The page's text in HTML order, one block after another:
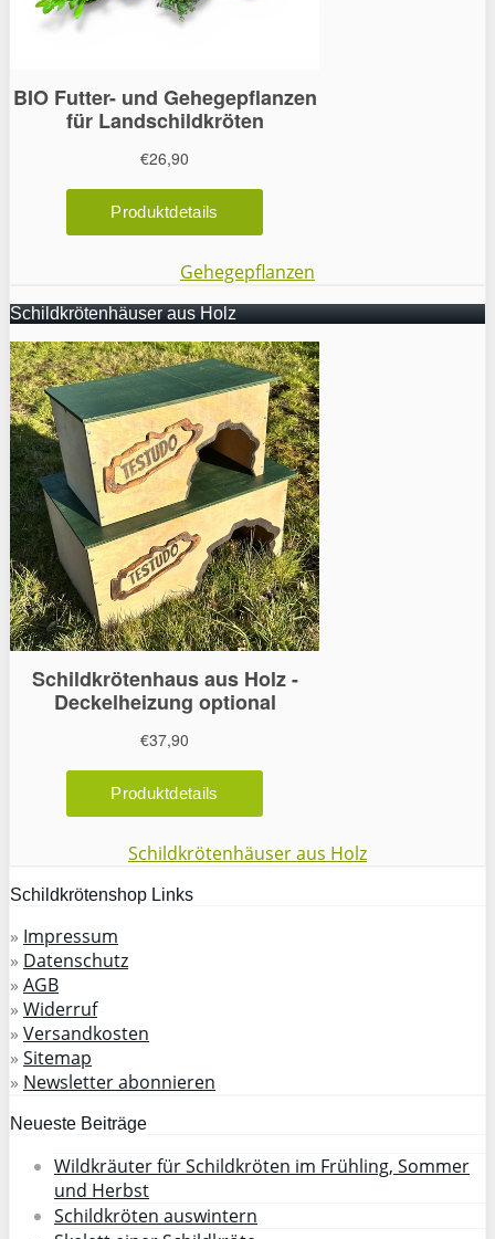
Gehegepflanzen
Schildkrötenhäuser aus Holz
Schildkrötenhäuser aus Holz
Schildkrötenshop Links
» Impressum
» Datenschutz
» AGB
» Widerruf
» Versandkosten
» Sitemap
» Newsletter abonnieren
Neueste Beiträge
Wildkräuter für Schildkröten im Frühling, Sommer
und Herbst
Schildkröten auswintern